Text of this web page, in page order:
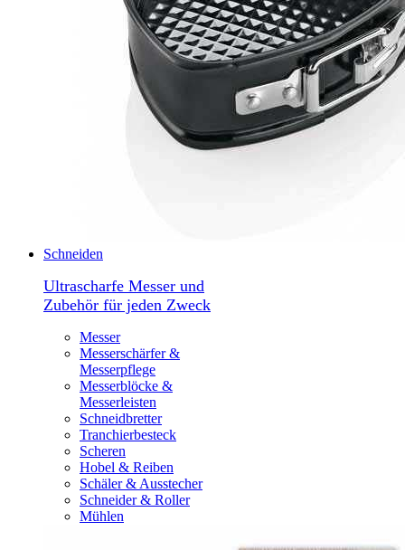
Schneiden
Ultrascharfe Messer und
Zubehör für jeden Zweck
Messer
Messerschärfer &
Messerpflege
Messerblöcke &
Messerleisten
Schneidbretter
Tranchierbesteck
Scheren
Hobel & Reiben
Schäler & Ausstecher
Schneider & Roller
Mühlen